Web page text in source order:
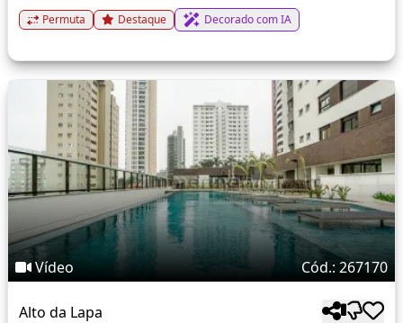
Permuta Destaque Decorado com IA
Vídeo Cód.: 267170
Alto da Lapa